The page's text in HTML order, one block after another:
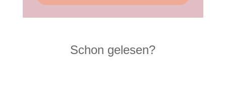
Schon gelesen?